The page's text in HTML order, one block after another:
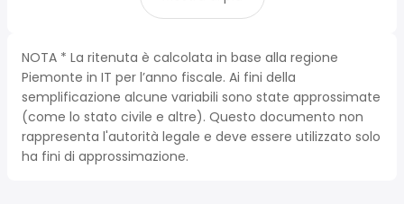
NOTA * La ritenuta è calcolata in base alla regione
Piemonte in IT per l’anno fiscale. Ai fini della
semplificazione alcune variabili sono state approssimate
(come lo stato civile e altre). Questo documento non
rappresenta l'autorità legale e deve essere utilizzato solo
ha fini di approssimazione.